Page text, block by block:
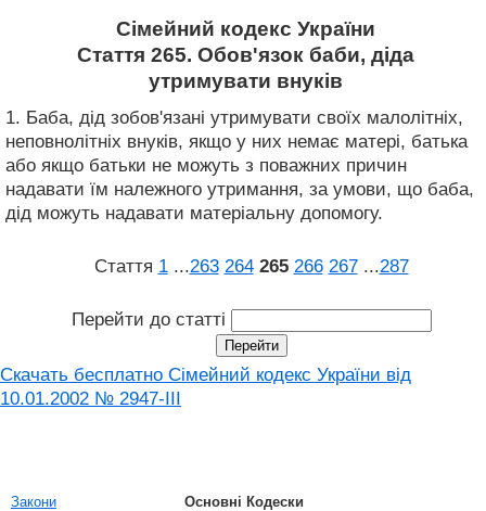
Сімейний кодекс України
Стаття 265. Обов'язок баби, діда
утримувати внуків
1. Баба, дід зобов'язані утримувати своїх малолітніх,
неповнолітніх внуків, якщо у них немає матері, батька
або якщо батьки не можуть з поважних причин
надавати їм належного утримання, за умови, що баба,
дід можуть надавати матеріальну допомогу.
Стаття 1 ...263 264 265 266 267 ...287
Перейти до статті
Скачать бесплатно Сімейний кодекс України від
10.01.2002 № 2947-III
Закони
Основні Кодески